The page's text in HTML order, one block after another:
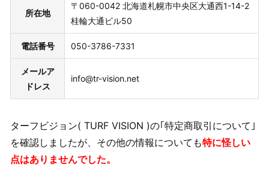
所在地
〒060-0042 北海道札幌市中央区大通西1-14-2
桂輪大通ビル50
電話番号 050-3786-7331
メールア
ドレス
info@tr-vision.net
ターフビジョン( TURF VISION )の｢特定商取引について｣
を確認しましたが、その他の情報についても特に怪しい
点はありませんでした。